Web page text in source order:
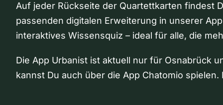
Auf jeder Rückseite der Quartettkarten findest
passenden digitalen Erweiterung in unserer
interaktives Wissensquiz – ideal für alle, die
Die App Urbanist ist aktuell nur für Osnabrück
kannst Du auch über die App Chatomio